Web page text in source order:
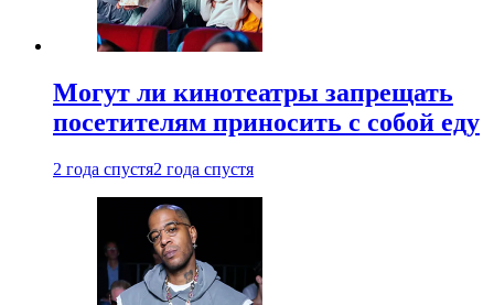
Могут ли кинотеатры запрещать
посетителям приносить с собой еду
2 года спустя2 года спустя